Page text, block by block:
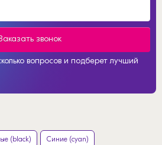
звонок
вопросов и подберет лучший
(black) Синие (cyan)